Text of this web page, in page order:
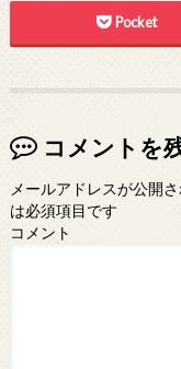
Pocket
コメントを
メールアドレスが公開
は必須項目です
コメント